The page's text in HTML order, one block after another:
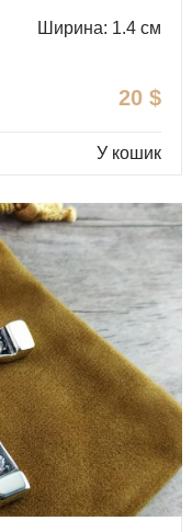
Ширина: 1.4 см
20 $
У кошик